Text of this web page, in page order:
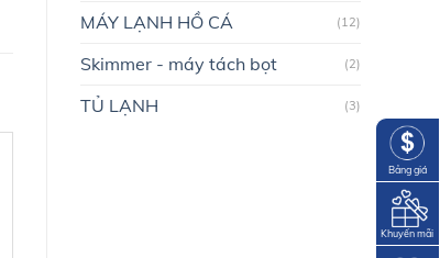
MÁY LẠNH HỒ CÁ (12)
Skimmer - máy tách bọt (2)
TỦ LẠNH (3)
Bảng giá
Khuyến mãi